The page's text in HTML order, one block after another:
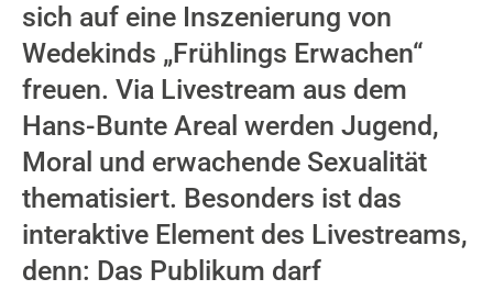
sich auf eine Inszenierung von
Wedekinds „Frühlings Erwachen“
freuen. Via Livestream aus dem
Hans-Bunte Areal werden Jugend,
Moral und erwachende Sexualität
thematisiert. Besonders ist das
interaktive Element des Livestreams,
denn: Das Publikum darf